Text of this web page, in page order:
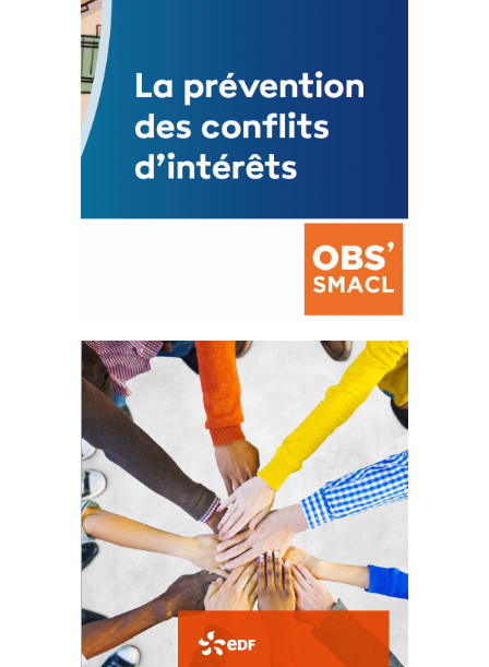
FEUILLETER
La prévention des conflits
d’intérêts
18 septembre 2023
FEUILLETER